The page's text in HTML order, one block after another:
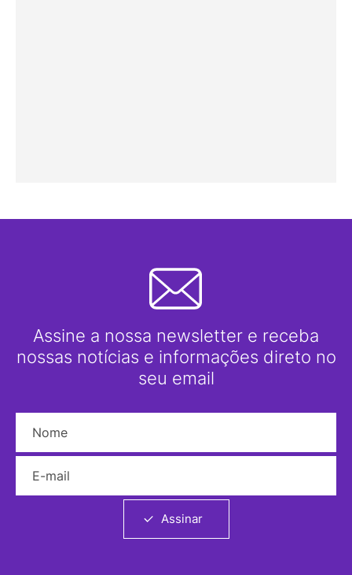
Assine a nossa newsletter e receba
nossas notícias e informações direto no
seu email
Assinar